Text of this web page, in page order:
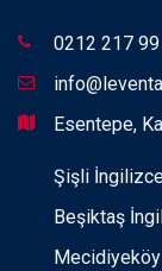
0212 217
Esentepe,
Şişli
Beşiktaş